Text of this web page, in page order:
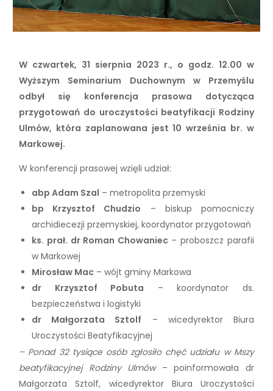
W czwartek, 31 sierpnia 2023 r., o godz. 12.00 w
Wyższym Seminarium Duchownym w Przemyślu
odbył się konferencja prasowa dotycząca
przygotowań do uroczystości beatyfikacji Rodziny
Ulmów, która zaplanowana jest 10 września br. w
Markowej.
W konferencji prasowej wzięli udział:
abp Adam Szal – metropolita przemyski
bp Krzysztof Chudzio – biskup pomocniczy
archidiecezji przemyskiej, koordynator przygotowań
ks. prał. dr Roman Chowaniec– proboszcz parafii
w Markowej
Mirosław Mac – wójt gminy Markowa
dr Krzysztof Pobuta – koordynator ds.
bezpieczeństwa i logistyki
dr Małgorzata Sztolf – wicedyrektor Biura
Uroczystości Beatyfikacyjnej
– Ponad 32 tysiące osób zgłosiło chęć udziału w Mszy
beatyfikacyjnej Rodziny Ulmów– poinformowała dr
Małgorzata Sztolf, wicedyrektor Biura Uroczystości